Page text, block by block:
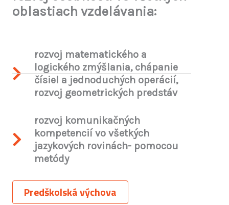
oblastiach vzdelávania:
rozvoj matematického a
logického zmýšlania, chápanie
čísiel a jednoduchých operácií,
rozvoj geometrických predstáv
rozvoj komunikačných
kompetencií vo všetkých
jazykových rovinách- pomocou
metódy
Predškolská výchova